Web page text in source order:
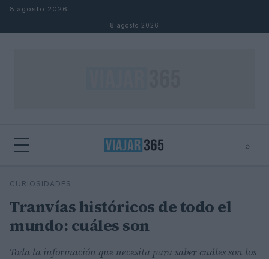
Saltar al contenido
8 agosto 2026
8 agosto 2026
⌕
Buscar
CURIOSIDADES
Tranvías históricos de todo el
mundo: cuáles son
Toda la información que necesita para saber cuáles son los